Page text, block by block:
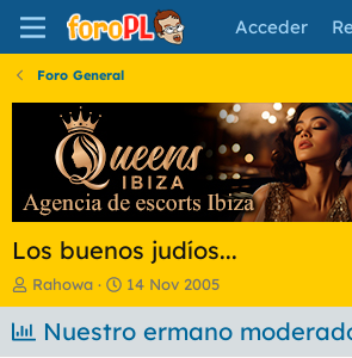
Acceder
Foro General
Los buenos judíos...
I
n
i
c
Rahowa
F
e
c
h
14 Nov 2005
Nuestro ermano